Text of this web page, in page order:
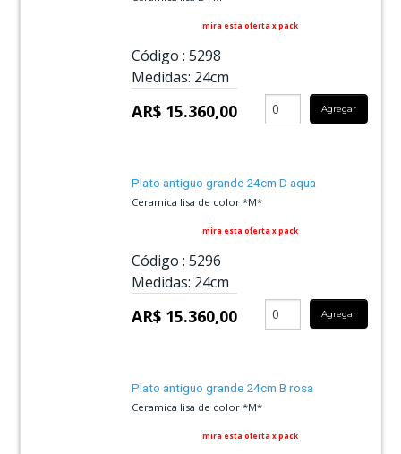
mira esta oferta x pack
Código : 5298
Medidas: 24cm
AR$ 15.360,00 Agregar
Plato antiguo grande 24cm D aqua
Ceramica lisa de color *M*
mira esta oferta x pack
Código : 5296
Medidas: 24cm
AR$ 15.360,00 Agregar
Plato antiguo grande 24cm B rosa
Ceramica lisa de color *M*
mira esta oferta x pack